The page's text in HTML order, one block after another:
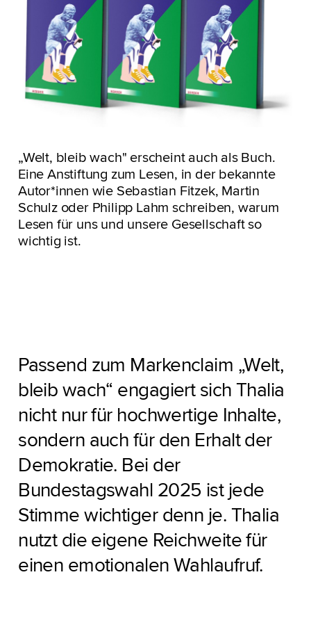
„Welt, bleib wach" erscheint auch als Buch.
Eine Anstiftung zum Lesen, in der bekannte
Autor*innen wie Sebastian Fitzek, Martin
Schulz oder Philipp Lahm schreiben, warum
Lesen für uns und unsere Gesellschaft so
wichtig ist.
Passend zum Markenclaim „Welt,
bleib wach“ engagiert sich Thalia
nicht nur für hochwertige Inhalte,
sondern auch für den Erhalt der
Demokratie. Bei der
Bundestagswahl 2025 ist jede
Stimme wichtiger denn je. Thalia
nutzt die eigene Reichweite für
einen emotionalen Wahlaufruf.